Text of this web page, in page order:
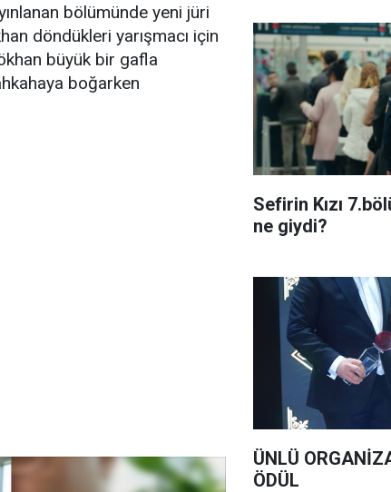
bölümünde yeni jüri
döndükleri yarışmacı için
büyük bir gafla
boğarken
Sefirin Kızı
ne giydi?
ÜNLÜ
ÖDÜL